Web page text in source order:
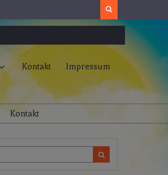
Kontakt Impressum
Kontakt